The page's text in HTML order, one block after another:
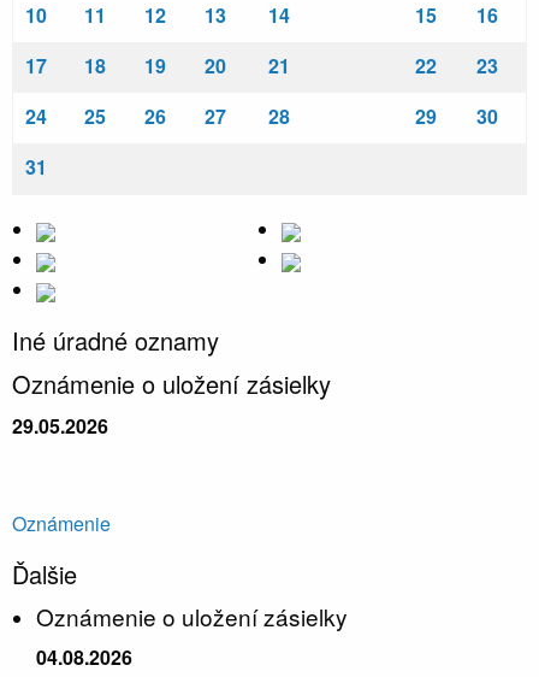
10 11 12 13 14 15
16
17
18 19 20 21 22
23
24
25 26 27 28 29
30
31
Iné úradné oznamy
Oznámenie o uložení zásielky
29.05.2026
Oznámenie
Ďalšie
Oznámenie o uložení zásielky
04.08.2026